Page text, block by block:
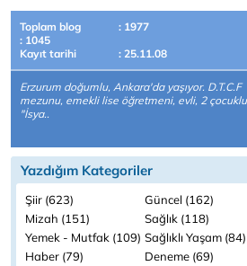
Toplam blog
: 1977
: 1045
Kayıt tarihi
: 25.11.08
Erzurum doğumlu, Ankara'da yaşıyor. D.T.C.F
mezunu, emekli lise öğretmeni, evli, 2
"İsya..
Yazdığım Kategoriler
Şiir (623)
Güncel (162)
Mizah (151)
Sağlık (118)
Yemek - Mutfak (109) Sağlıklı Yaşam (84)
Haber (79)
Deneme (69)